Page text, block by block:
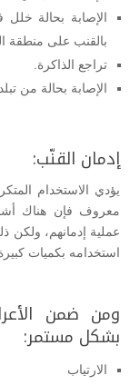
الإصابة بحالة خلل
بالقنب على منطقة
تراجع الذاكرة.
الإصابة بحالة من
إدمان القنّب:
يؤدي الاستخدام
معروف فإن هناك
عملية إدمانهم، ولكن
استخدامه بكميات
ومن ضمن
بشكل مستمر:
الارتياب